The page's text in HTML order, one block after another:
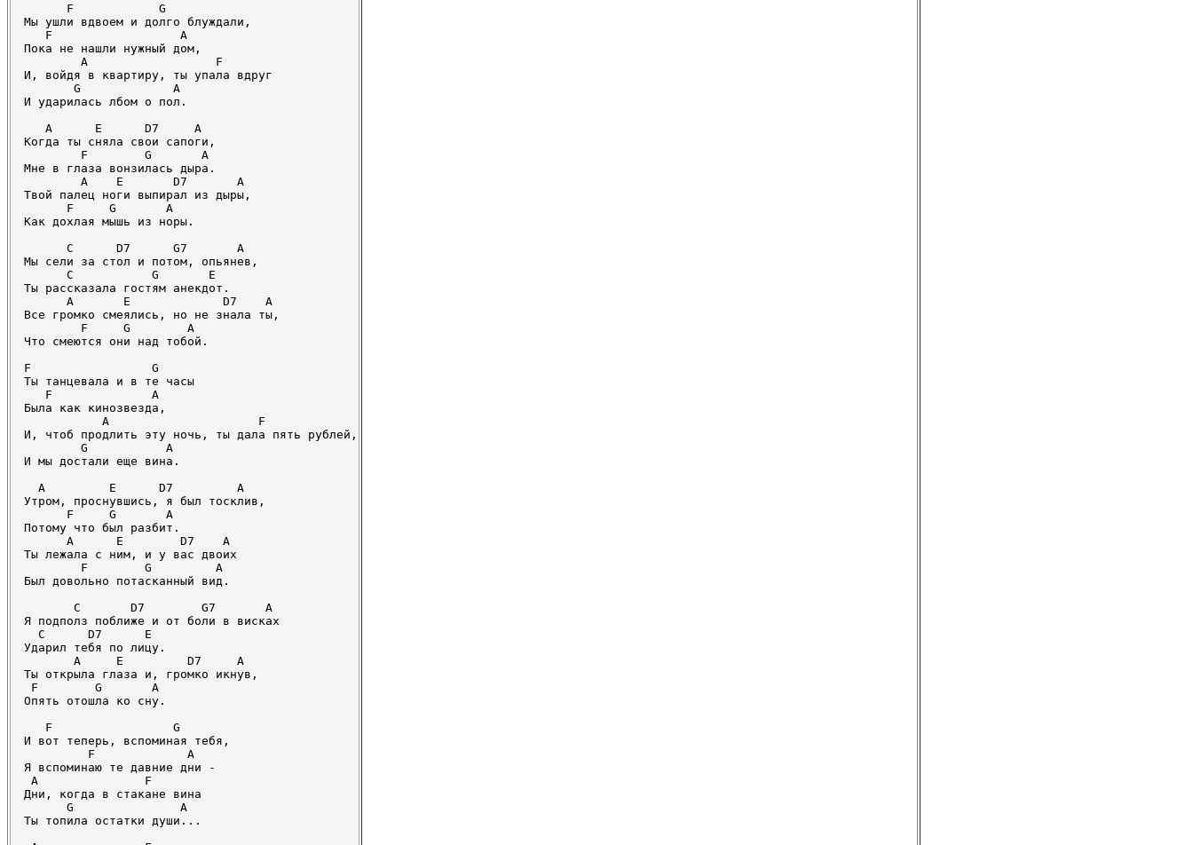
      F            G
Мы ушли вдвоем и долго блуждали,
   F                  A
Пока не нашли нужный дом,
        A                  F
И, войдя в квартиру, ты упала вдруг
       G             A
И ударилась лбом о пол.
   A      E      D7     A
Когда ты сняла свои сапоги,
        F        G       A
Мне в глаза вонзилась дыра.
        A    E       D7       A
Твой палец ноги выпирал из дыры,
      F     G       A
Как дохлая мышь из норы.
      C      D7      G7       A
Мы сели за стол и потом, опьянев,
      C           G       E
Ты рассказала гостям анекдот.
      A       E             D7    A
Все громко смеялись, но не знала ты,
        F     G        A
Что смеются они над тобой.
F                 G
Ты танцевала и в те часы
   F              A
Была как кинозвезда,
           A                     F
И, чтоб продлить эту ночь, ты дала пять рублей,
        G           A
И мы достали еще вина.
  A         E      D7         A
Утром, проснувшись, я был тосклив,
      F     G       A
Потому что был разбит.
      A      E        D7    A
Ты лежала с ним, и у вас двоих
        F        G         A
Был довольно потасканный вид.
       C       D7        G7       A
Я подполз поближе и от боли в висках
  C      D7      E
Ударил тебя по лицу.
       A     E         D7     A
Ты открыла глаза и, громко икнув,
F        G       A
Опять отошла ко сну.
   F                 G
И вот теперь, вспоминая тебя,
         F             A
Я вспоминаю те давние дни -
A               F
Дни, когда в стакане вина
      G               A
Ты топила остатки души...